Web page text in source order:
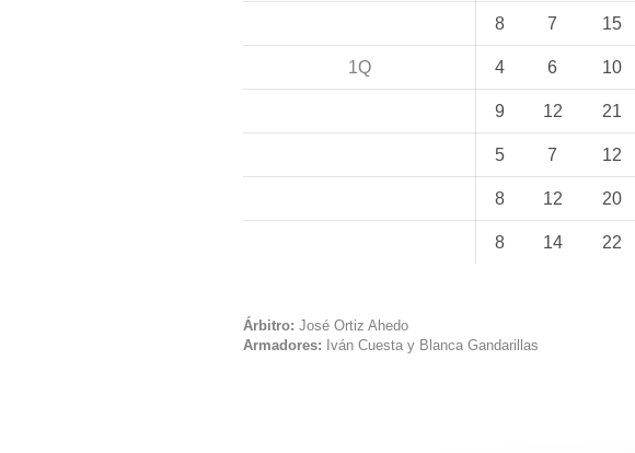
8 7 15
1Q 4 6 10
9 12 21
5 7 12
8 12 20
8 14 22
Árbitro: José Ortiz Ahedo
Armadores: Iván Cuesta y Blanca Gandarillas